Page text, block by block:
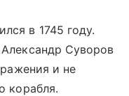
в 1745 году.
Суворов
и не
корабля.